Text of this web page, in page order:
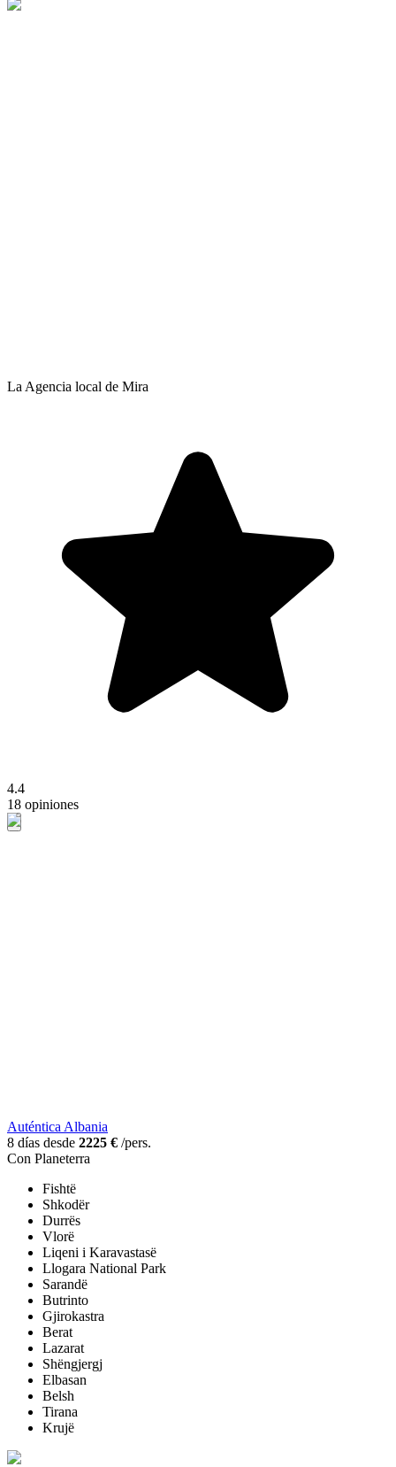
La Agencia local de Mira
4.4
18 opiniones
Auténtica Albania
8 días desde 2225 € /pers.
Con Planeterra
Fishtë
Shkodër
Durrës
Vlorë
Liqeni i Karavastasë
Llogara National Park
Sarandë
Butrinto
Gjirokastra
Berat
Lazarat
Shëngjergj
Elbasan
Belsh
Tirana
Krujë